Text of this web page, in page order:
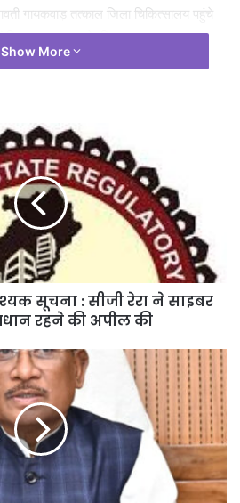
गायकवाड़ तत्काल जिला चिकित्सालय पहुंचे
शिफ्ट कर रायपुर के लिए रवाना हुए।
आसपास महिला को अचानक तेज प्रसव पीड़ा
सभी आवश्यक चिकित्सकीय प्रक्रियाओं एवं
प्रसव कराया गया। कुछ ही देर में महिला ने
शिशु को बेहतर देखभाल हेतु मेकाहारा
स्वस्थ बताए जा रहे हैं। परिजनों ने विपरीत
का परिचय देते हुए सुरक्षित प्रसव कराने पर
कलावती गायकवाड़ एवं पायलट नीलमणि का
Show More
सूचना : सीजी रेरा ने साइबर
रहने की अपील की